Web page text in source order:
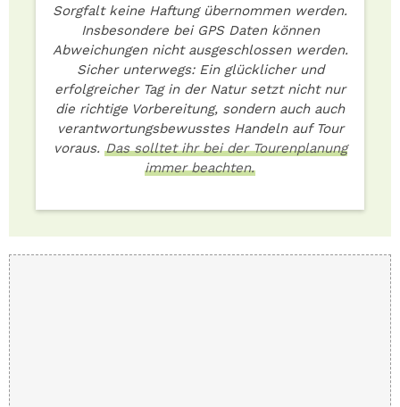
Sorgfalt keine Haftung übernommen werden.
Insbesondere bei GPS Daten können
Abweichungen nicht ausgeschlossen werden.
Sicher unterwegs: Ein glücklicher und
erfolgreicher Tag in der Natur setzt nicht nur
die richtige Vorbereitung, sondern auch auch
verantwortungsbewusstes Handeln auf Tour
voraus. Das solltet ihr bei der Tourenplanung
immer beachten.